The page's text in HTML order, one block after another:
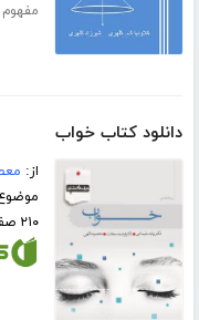
مفهوم
دانلود کتاب خواب
از:
۲۱۰ صفحه